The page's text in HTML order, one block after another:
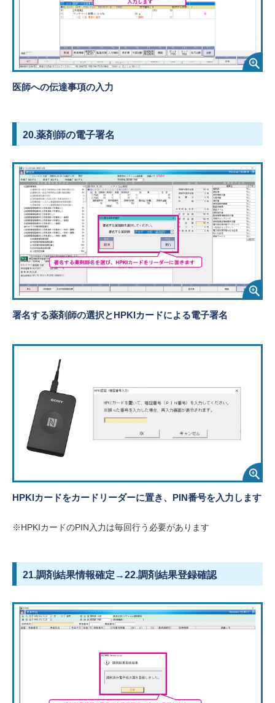
医師への伝達事項の入力
20.薬剤師の電子署名
署名する薬剤師の選択とHPKIカードによる電子署名
HPKIカードをカードリーダーに置き、PIN番号を入力します
※HPKIカードのPIN入力は毎回行う必要があります
21.調剤結果情報確定→22.調剤結果登録確認